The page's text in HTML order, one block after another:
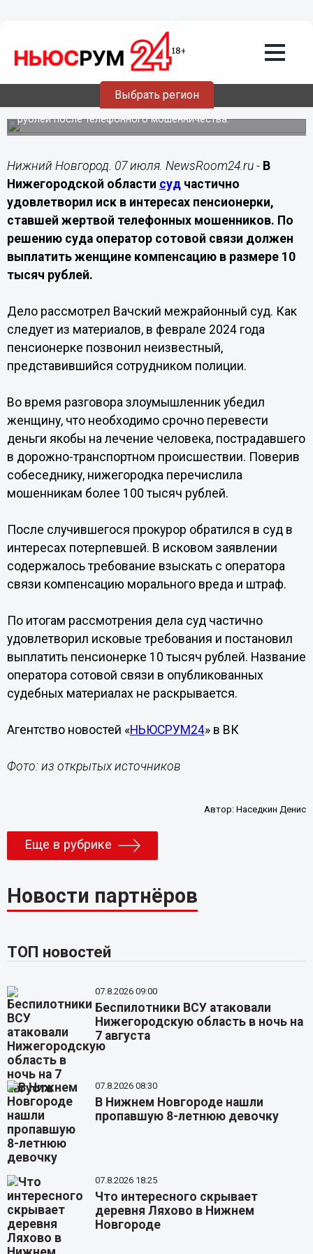
Выбрать регион
Нижегородка отсудила компенсацию у
оператора связи после звонка
мошенников
Суд обязал оператора выплатить пенсионерке 10 тысяч
рублей после телефонного мошенничества.
Нижний Новгород. 07 июля. NewsRoom24.ru - В
Нижегородской области судчастично
удовлетворил иск в интересах пенсионерки,
ставшей жертвой телефонных мошенников. По
решению суда оператор сотовой связи должен
выплатить женщине компенсацию в размере 10
тысяч рублей.
Дело рассмотрел Вачский межрайонный суд. Как
следует из материалов, в феврале 2024 года
пенсионерке позвонил неизвестный,
представившийся сотрудником полиции.
Во время разговора злоумышленник убедил
женщину, что необходимо срочно перевести
деньги якобы на лечение человека, пострадавшего
в дорожно-транспортном происшествии. Поверив
собеседнику, нижегородка перечислила
мошенникам более 100 тысяч рублей.
После случившегося прокурор обратился в суд в
интересах потерпевшей. В исковом заявлении
содержалось требование взыскать с оператора
связи компенсацию морального вреда и штраф.
По итогам рассмотрения дела суд частично
удовлетворил исковые требования и постановил
выплатить пенсионерке 10 тысяч рублей. Название
оператора сотовой связи в опубликованных
судебных материалах не раскрывается.
Агентство новостей «НЬЮСРУМ24» в ВК
Фото: из открытых источников
Автор:Наседкин Денис
Еще в рубрике
Новости партнёров
ТОП новостей
07.8.2026 09:00
Беспилотники ВСУ атаковали
Нижегородскую область в ночь на
7 августа
07.8.2026 08:30
В Нижнем Новгороде нашли
пропавшую 8-летнюю девочку
07.8.2026 18:25
Что интересного скрывает
деревня Ляхово в Нижнем
Новгороде